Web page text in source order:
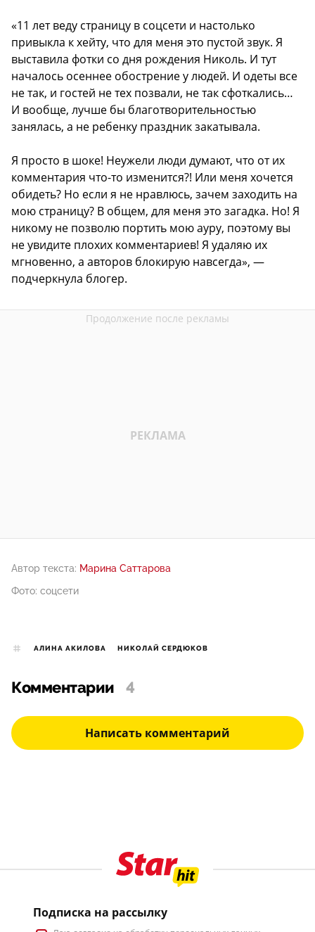
«11 лет веду страницу в соцсети и настолько
привыкла к хейту, что для меня это пустой звук. Я
выставила фотки со дня рождения Николь. И тут
началось осеннее обострение у людей. И одеты все
не так, и гостей не тех позвали, не так сфоткались…
И вообще, лучше бы благотворительностью
занялась, а не ребенку праздник закатывала.
Я просто в шоке! Неужели люди думают, что от их
комментария что-то изменится?! Или меня хочется
обидеть? Но если я не нравлюсь, зачем заходить на
мою страницу? В общем, для меня это загадка. Но! Я
никому не позволю портить мою ауру, поэтому вы
не увидите плохих комментариев! Я удаляю их
мгновенно, а авторов блокирую навсегда», —
подчеркнула блогер.
Автор текста: Марина Саттарова
Фото: соцсети
АЛИНА АКИЛОВА НИКОЛАЙ СЕРДЮКОВ
Комментарии 4
Написать комментарий
Подписка на рассылку